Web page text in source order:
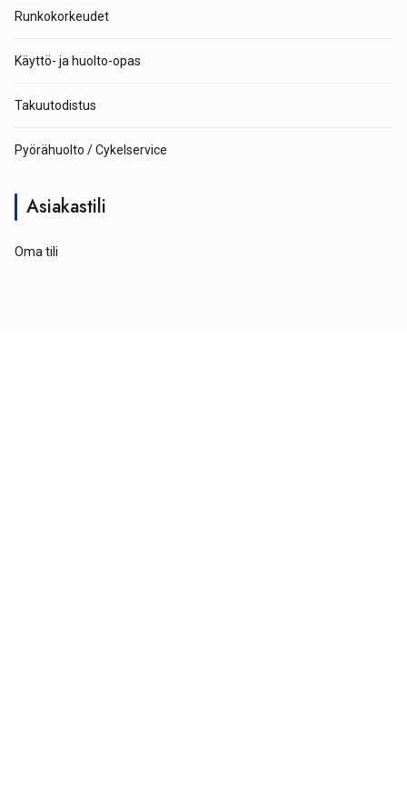
Runkokorkeudet
Käyttö- ja huolto-opas
Takuutodistus
Pyörähuolto / Cykelservice
Asiakastili
Oma tili